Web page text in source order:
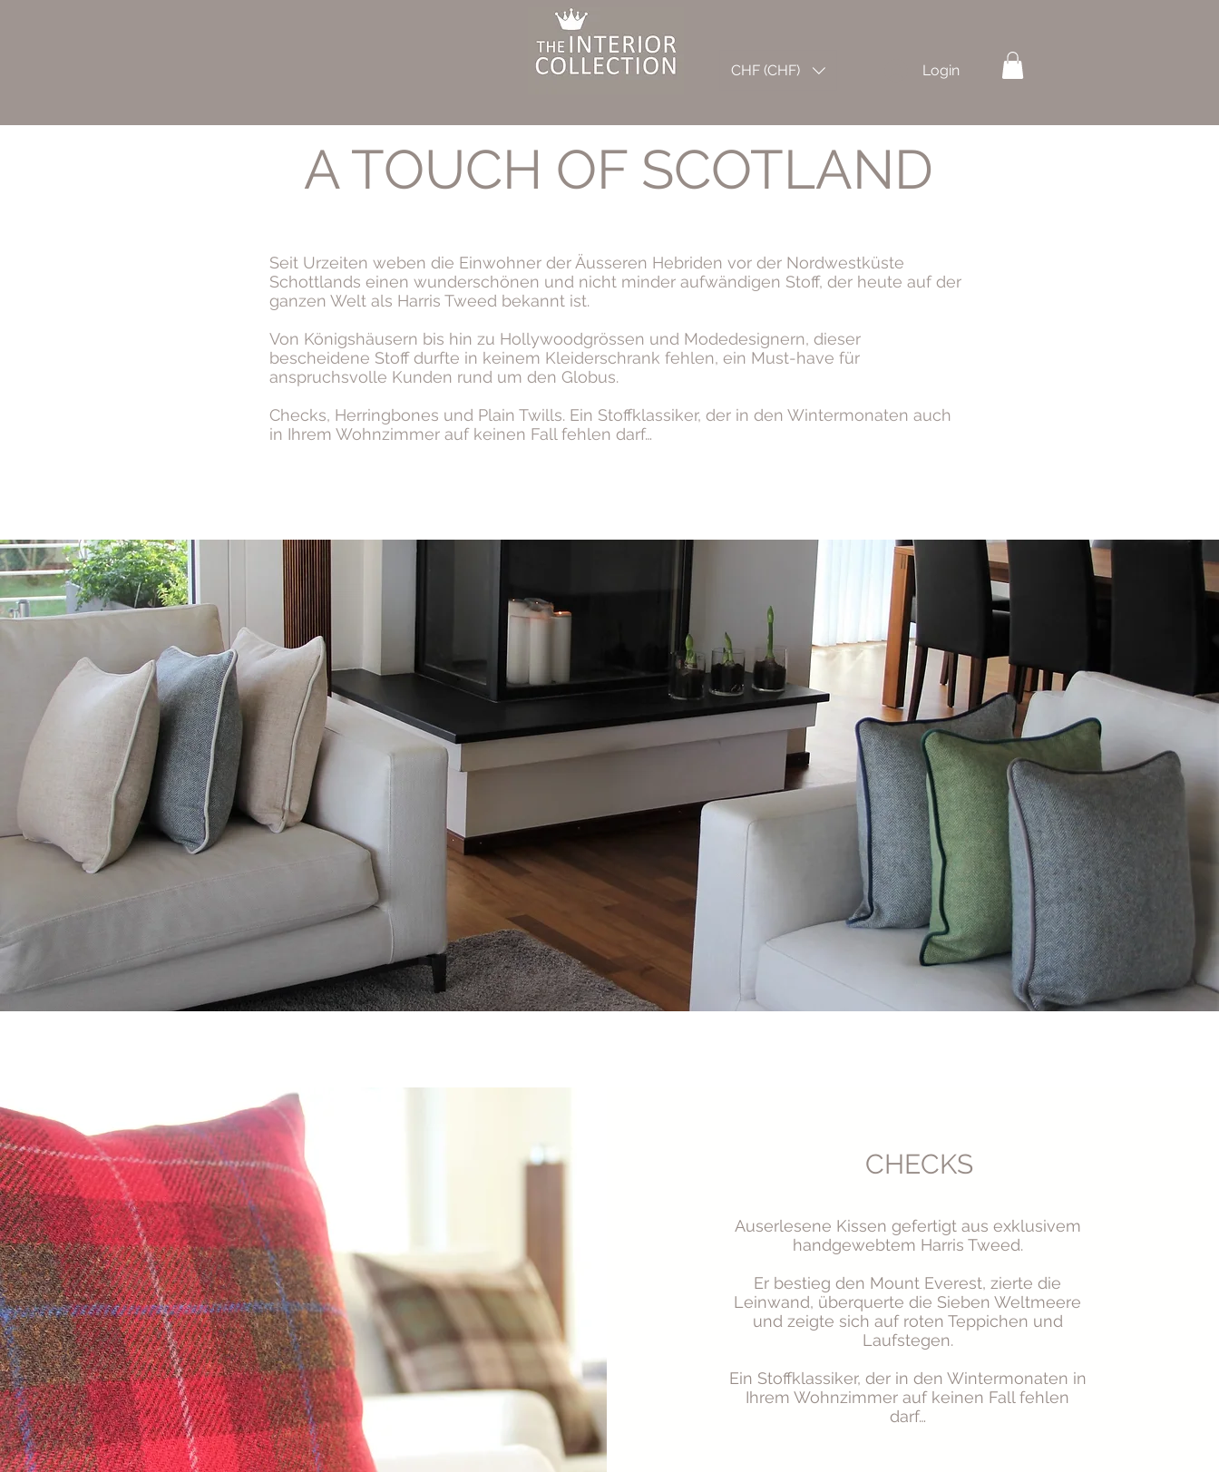
CHF (CHF) Login
A TOUCH OF SCOTLAND
Seit Urzeiten weben die Einwohner der Äusseren Hebriden vor der Nordwestküste
Schottlands einen wunderschönen und nicht minder aufwändigen Stoff, der heute auf der
ganzen Welt als Harris Tweed bekannt ist.
Von Königshäusern bis hin zu Hollywoodgrössen und Modedesignern, dieser
bescheidene Stoff durfte in keinem Kleiderschrank fehlen, ein Must-have für
anspruchsvolle Kunden rund um den Globus.
Checks, Herringbones und Plain Twills. Ein Stoffklassiker, der in den Wintermonaten auch
in Ihrem Wohnzimmer auf keinen Fall fehlen darf…
CHECKS
Auserlesene Kissen gefertigt aus exklusivem
handgewebtem Harris Tweed.
Er bestieg den Mount Everest, zierte die
Leinwand, überquerte die Sieben Weltmeere
und zeigte sich auf roten Teppichen und
Laufstegen.
Ein Stoffklassiker, der in den Wintermonaten in
Ihrem Wohnzimmer auf keinen Fall fehlen
darf…